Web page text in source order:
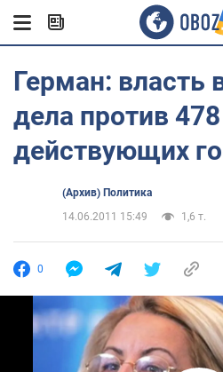
Герман: власть
дела против 478
действующих
(Архив) Политика
14.06.2011 15:49
1,6 т.
0